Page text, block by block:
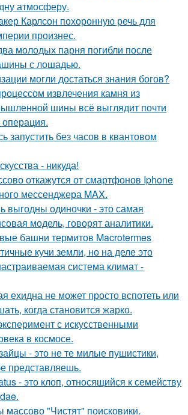
атмосферу.
Карлсон похоронную речь для
произнес.
молодых парня погибли после
с лошадью.
могли достаться знания богов?
извлечения камня из
шины всё выглядит почти
операция.
запустить без часов в квантовом
- никуда!
откажутся от смартфонов Iphone
мессенджера MAX.
выгодны одиночки - это самая
модель, говорят аналитики.
башни термитов Macrotermes
кучи земли, но на деле это
система климат -
ехидна не может просто вспотеть или
когда становится жарко.
с искусственными
в космосе.
- это не те милые пушистики,
представляешь.
- это клоп, относящийся к семейству
"Чистят" поисковики.